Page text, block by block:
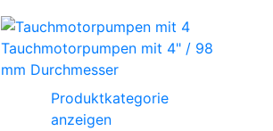
Tauchmotorpumpen mit 4" / 98
mm Durchmesser
Produktkategorie
anzeigen